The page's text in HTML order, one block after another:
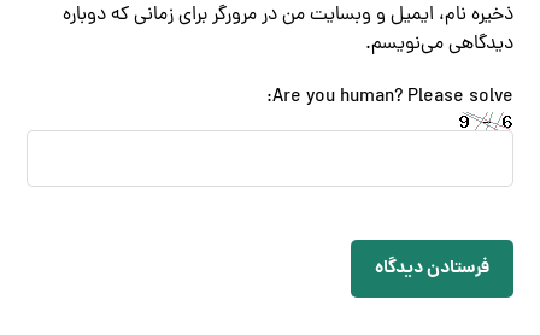
ذخیره نام، ایمیل و وبسایت من در مرورگر برای زمانی که دوباره
دیدگاهی می‌نویسم.
Are you human? Please solve:
فرستادن دیدگاه